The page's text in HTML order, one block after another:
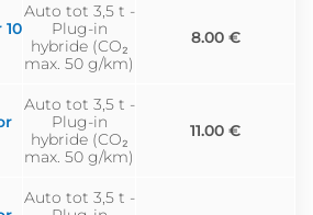
Auto tot 3,5 t -
Plug-in
hybride (CO₂
max. 50 g/km)
8.00 €
Auto tot 3,5 t -
Plug-in
hybride (CO₂
max. 50 g/km)
11.00 €
Auto tot 3,5 t -